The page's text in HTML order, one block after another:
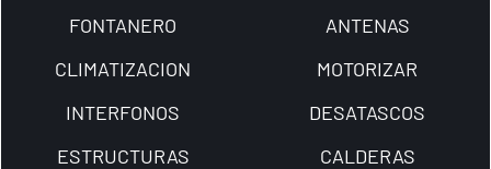
FONTANERO
ANTENAS
CLIMATIZACION
MOTORIZAR
INTERFONOS
DESATASCOS
ESTRUCTURAS
CALDERAS